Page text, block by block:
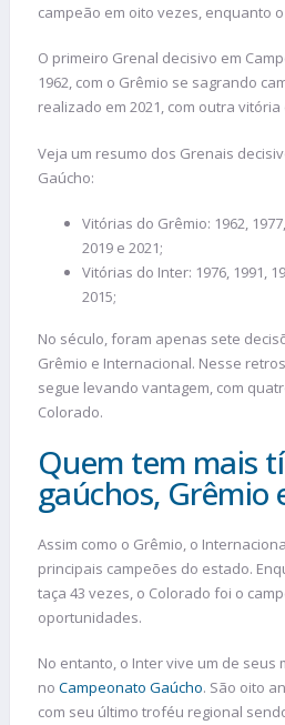
campeão em oito vezes, enquanto
O primeiro Grenal decisivo em
1962, com o Grêmio se sagrando
realizado em 2021, com outra vitória
Veja um resumo dos Grenais
Gaúcho:
Vitórias do Grêmio: 1962,
2019 e 2021;
Vitórias do Inter: 1976, 1991,
2015;
No século, foram apenas sete
Grêmio e Internacional. Nesse
segue levando vantagem, com
Colorado.
Quem tem mais
gaúchos, Grêmio
Assim como o Grêmio, o
principais campeões do estado.
taça 43 vezes, o Colorado foi o
oportunidades.
No entanto, o Inter vive um de
no Campeonato Gaúcho. São oito
com seu último troféu regional